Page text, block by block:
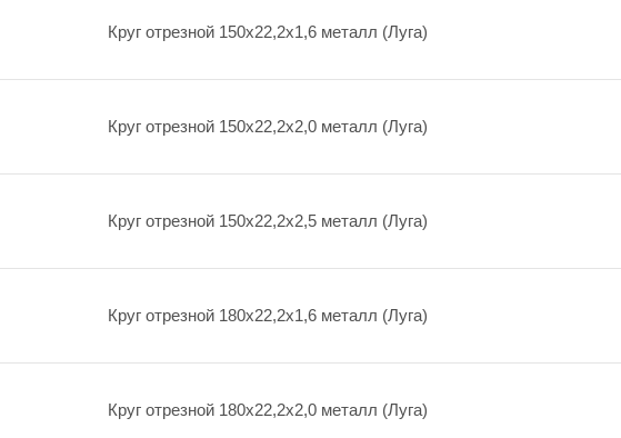
Круг отрезной 150х22,2х1,6 металл (Луга)
Круг отрезной 150х22,2х2,0 металл (Луга)
Круг отрезной 150х22,2х2,5 металл (Луга)
Круг отрезной 180х22,2х1,6 металл (Луга)
Круг отрезной 180х22,2х2,0 металл (Луга)